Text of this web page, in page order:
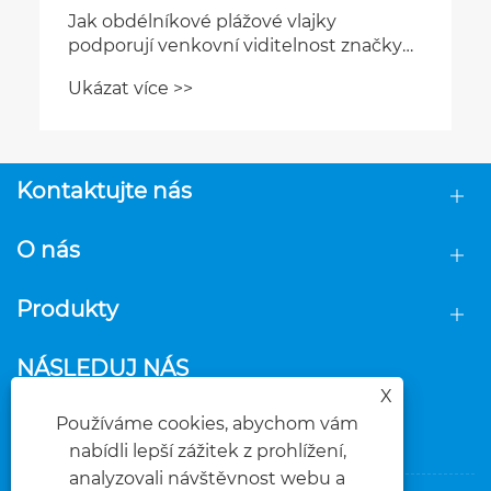
Jak obdélníkové plážové vlajky
podporují venkovní viditelnost značky
Ukázat více >>
Kontaktujte nás
O nás
Produkty
NÁSLEDUJ NÁS
X
Používáme cookies, abychom vám
nabídli lepší zážitek z prohlížení,
analyzovali návštěvnost webu a